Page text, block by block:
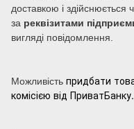
доставкою і здійснюється
за реквізитами
вигляді повідомлення.
Можливість придбати
комісією від ПриватБанку.